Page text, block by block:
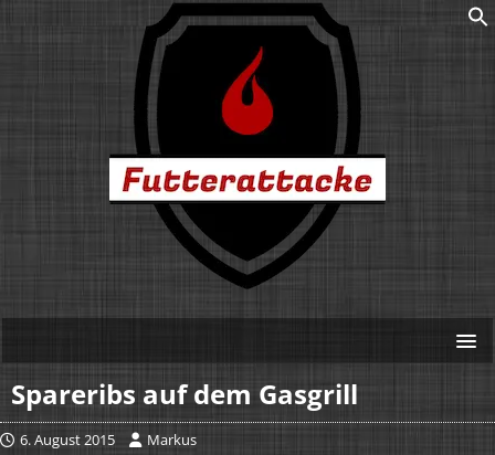
Spareribs auf dem Gasgrill
6. August 2015 Markus